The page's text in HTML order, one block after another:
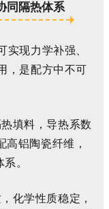
同隔热体系
现力学补强、
，是配方中不可
填料，导热系数
高铝陶瓷纤维，
。
化学性质稳定，